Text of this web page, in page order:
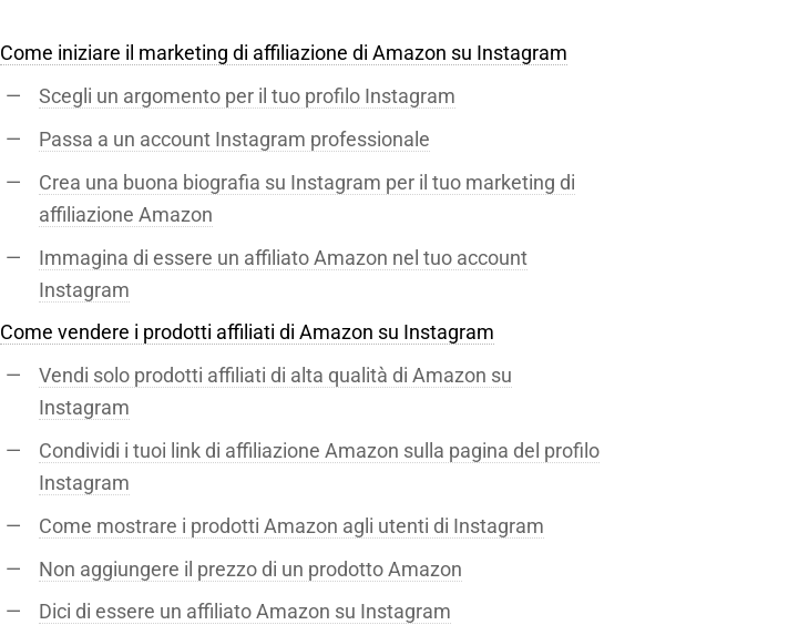
Come iniziare il marketing di affiliazione di Amazon su Instagram
Scegli un argomento per il tuo profilo Instagram
Passa a un account Instagram professionale
Crea una buona biografia su Instagram per il tuo marketing di
affiliazione Amazon
Immagina di essere un affiliato Amazon nel tuo account
Instagram
Come vendere i prodotti affiliati di Amazon su Instagram
Vendi solo prodotti affiliati di alta qualità di Amazon su
Instagram
Condividi i tuoi link di affiliazione Amazon sulla pagina del profilo
Instagram
Come mostrare i prodotti Amazon agli utenti di Instagram
Non aggiungere il prezzo di un prodotto Amazon
Dici di essere un affiliato Amazon su Instagram